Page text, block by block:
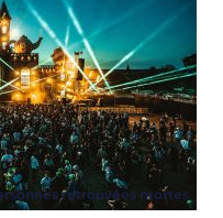
retrouvées mortes